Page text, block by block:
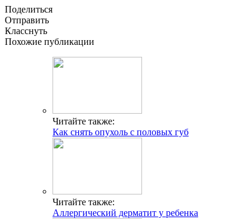
Поделиться
Отправить
Класснуть
Похожие публикации
Читайте также:
Как снять опухоль с половых губ
Читайте также:
Аллергический дерматит у ребенка